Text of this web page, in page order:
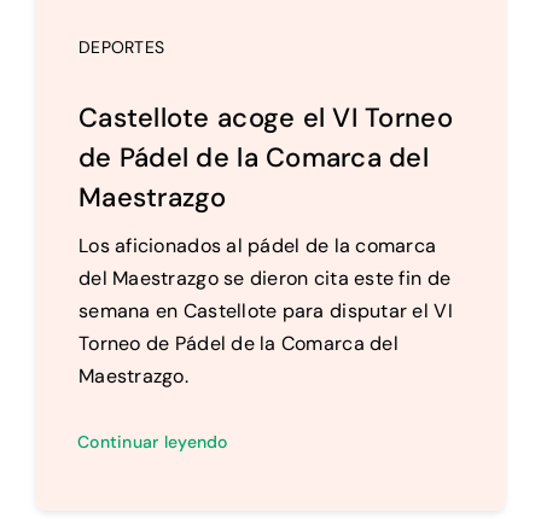
DEPORTES
Castellote acoge el VI Torneo
de Pádel de la Comarca del
Maestrazgo
Los aficionados al pádel de la comarca
del Maestrazgo se dieron cita este fin de
semana en Castellote para disputar el VI
Torneo de Pádel de la Comarca del
Maestrazgo.
Continuar leyendo